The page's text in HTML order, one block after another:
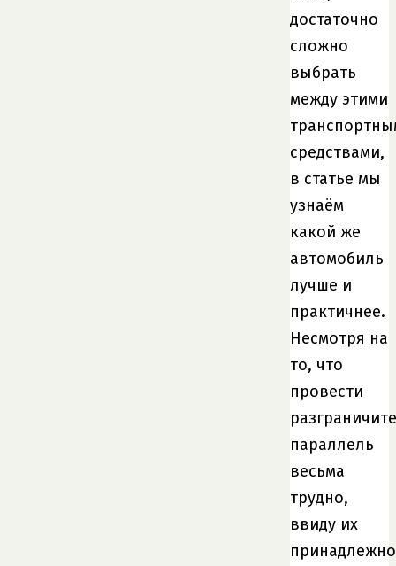
достаточно
сложно
выбрать
между этими
средствами,
в статье мы
узнаём
какой же
автомобиль
лучше и
практичнее.
Несмотря на
то, что
провести
параллель
весьма
трудно,
ввиду их